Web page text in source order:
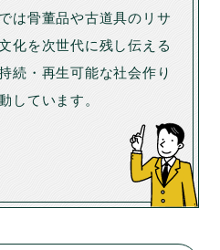
は骨董品や古道具のリサ
化を次世代に残し伝える
続・再生可能な社会作り
しています。